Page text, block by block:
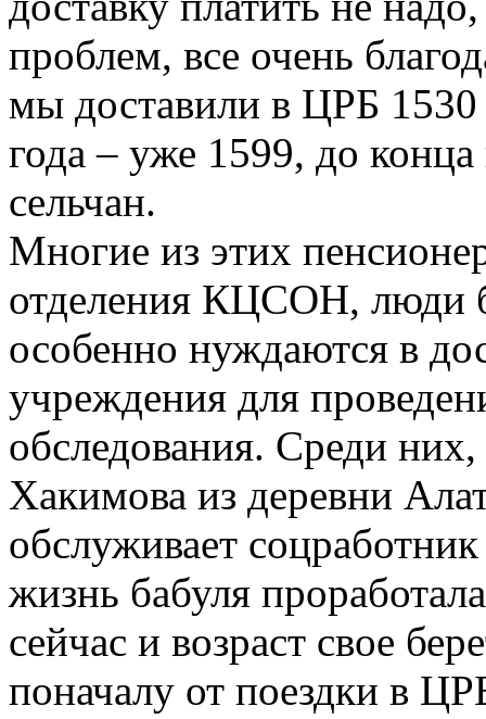
проблем, все очень
мы доставили в ЦРБ
года – уже 1599, до
сельчан.
Многие из этих
отделения КЦСОН, люди
особенно нуждаются в
учреждения для
обследования. Среди
Хакимова из деревни
обслуживает
жизнь бабуля
сейчас и возраст свое
поначалу от поездки в